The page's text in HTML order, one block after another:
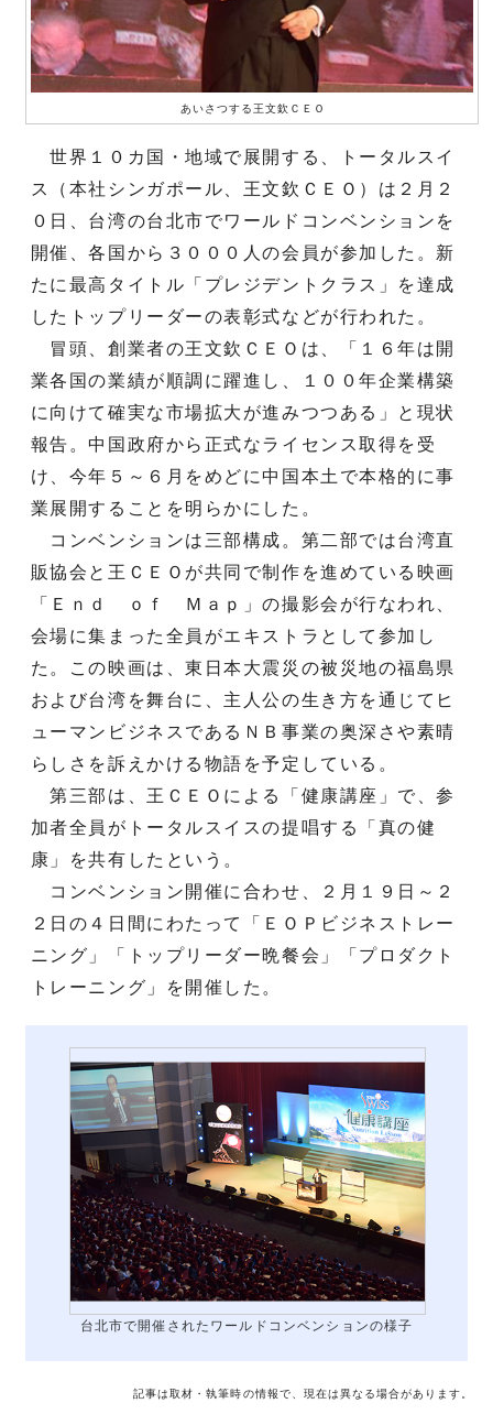
あいさつする王文欽ＣＥＯ
世界１０カ国・地域で展開する、トータルスイ
ス（本社シンガポール、王文欽ＣＥＯ）は２月２
０日、台湾の台北市でワールドコンベンションを
開催、各国から３０００人の会員が参加した。新
たに最高タイトル「プレジデントクラス」を達成
したトップリーダーの表彰式などが行われた。
冒頭、創業者の王文欽ＣＥＯは、「１６年は開
業各国の業績が順調に躍進し、１００年企業構築
に向けて確実な市場拡大が進みつつある」と現状
報告。中国政府から正式なライセンス取得を受
け、今年５～６月をめどに中国本土で本格的に事
業展開することを明らかにした。
コンベンションは三部構成。第二部では台湾直
販協会と王ＣＥＯが共同で制作を進めている映画
「Ｅｎｄ ｏｆ Ｍａｐ」の撮影会が行なわれ、
会場に集まった全員がエキストラとして参加し
た。この映画は、東日本大震災の被災地の福島県
および台湾を舞台に、主人公の生き方を通じてヒ
ューマンビジネスであるＮＢ事業の奥深さや素晴
らしさを訴えかける物語を予定している。
第三部は、王ＣＥＯによる「健康講座」で、参
加者全員がトータルスイスの提唱する「真の健
康」を共有したという。
コンベンション開催に合わせ、２月１９日～２
２日の４日間にわたって「ＥＯＰビジネストレー
ニング」「トップリーダー晩餐会」「プロダクト
トレーニング」を開催した。
台北市で開催されたワールドコンベンションの様子
記事は取材・執筆時の情報で、現在は異なる場合があります。